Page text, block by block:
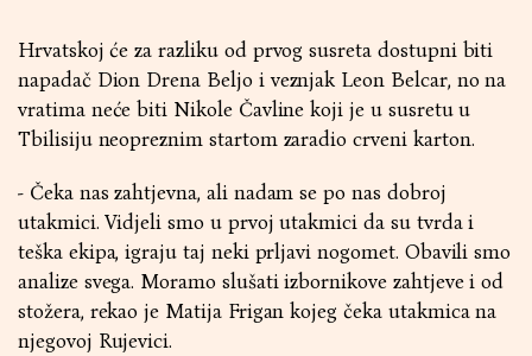
Hrvatskoj će za razliku od prvog susreta dostupni biti
napadač Dion Drena Beljo i veznjak Leon Belcar, no na
vratima neće biti Nikole Čavline koji je u susretu u
Tbilisiju neopreznim startom zaradio crveni karton.
- Čeka nas zahtjevna, ali nadam se po nas dobroj
utakmici. Vidjeli smo u prvoj utakmici da su tvrda i
teška ekipa, igraju taj neki prljavi nogomet. Obavili smo
analize svega. Moramo slušati izbornikove zahtjeve i od
stožera, rekao je Matija Frigan kojeg čeka utakmica na
njegovoj Rujevici.